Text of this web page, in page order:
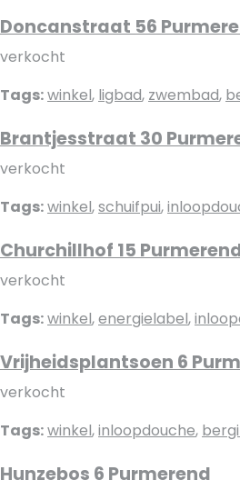
Doncanstraat 56
verkocht
Tags:winkel, ligbad, zwembad,
Brantjesstraat 30
verkocht
Tags:winkel,schuifpui,
Churchillhof 15
verkocht
Tags:winkel,energielabel,
Vrijheidsplantsoen 6
verkocht
Tags:winkel,inloopdouche,
Hunzebos 6 Purmerend